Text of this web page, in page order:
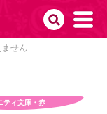
せん
ティ文庫・赤